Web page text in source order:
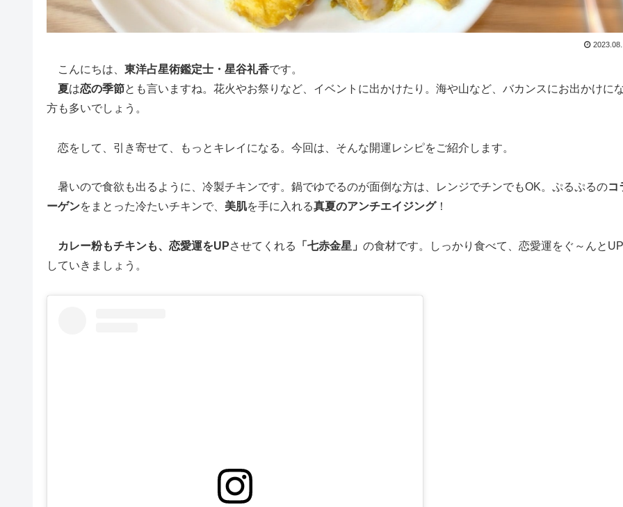
こんにちは、 東洋占星術鑑定士・星谷礼香です。
夏は恋の季節とも言いますね。花火やお祭りなど、イベントに出かけたり。海や山など、バカンスにお出かけに
方も多いでしょう。
恋をして、引き寄せて、もっとキレイになる。今回は、そんな開運レシピをご紹介します。
暑いので食欲も出るように、冷製チキンです。鍋でゆでるのが面倒な方は、レンジでチンでもOK。ぷるぷるのコ
ーゲンをまとった冷たいチキンで、 美肌を手に入れる真夏のアンチエイジング！
カレー粉もチキンも、恋愛運をUPさせてくれる 「七赤金星」 の食材です。しっかり食べて、恋愛運をぐ～んと
していきましょう。